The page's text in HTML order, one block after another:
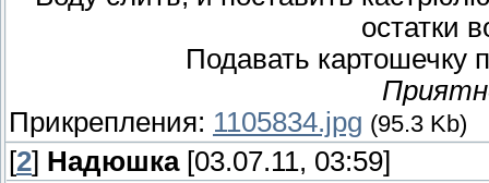
остатки
Подавать
Прикрепления: 1105834.jpg (95.3 Kb)
[2] Надюшка[03.07.11, 03:59]